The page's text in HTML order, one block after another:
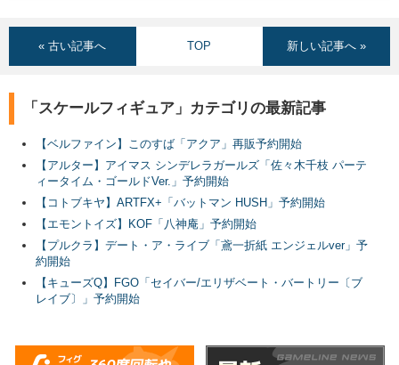
« 古い記事へ TOP 新しい記事へ »
「スケールフィギュア」カテゴリの最新記事
【ベルファイン】このすば「アクア」再販予約開始
【アルター】アイマス シンデレラガールズ「佐々木千枝 パーテ
ィータイム・ゴールドVer.」予約開始
【コトブキヤ】ARTFX+「バットマン HUSH」予約開始
【エモントイズ】KOF「八神庵」予約開始
【プルクラ】デート・ア・ライブ「鳶一折紙 エンジェルver」予
約開始
【キューズQ】FGO「セイバー/エリザベート・バートリー〔ブ
レイブ〕」予約開始